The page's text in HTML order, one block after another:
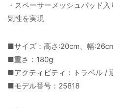
・スペーサーメッシュパッド
気性を実現
■サイズ：高さ:20cm、幅
■重さ：180g
■アクティビティ：トラベル /
■モデル番号：25818